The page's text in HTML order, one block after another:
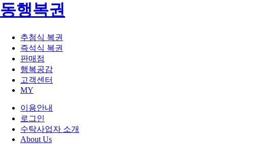
동행복권
추첨식 복권
즉석식 복권
판매점
행복공감
고객센터
MY
이용안내
로그인
수탁사업자 소개
About Us